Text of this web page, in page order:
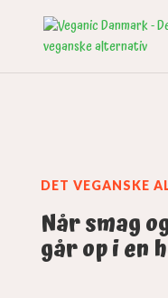
DET VEGANSKE
Når smag
går op i en